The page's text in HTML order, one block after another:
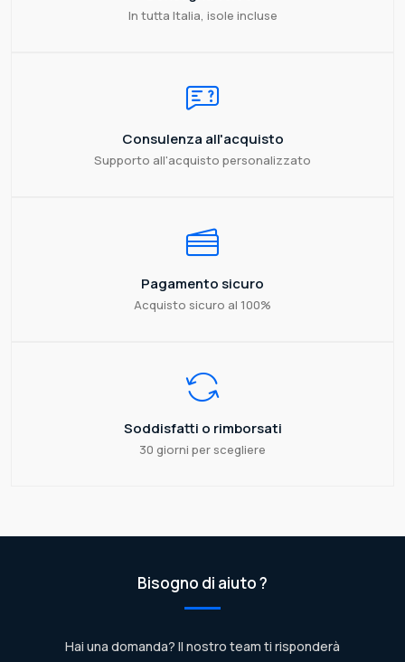
In tutta Italia, isole incluse
Consulenza all'acquisto
Supporto all'acquisto personalizzato
Pagamento sicuro
Acquisto sicuro al 100%
Soddisfatti o rimborsati
30 giorni per scegliere
Bisogno di aiuto ?
Hai una domanda? Il nostro team ti risponderà